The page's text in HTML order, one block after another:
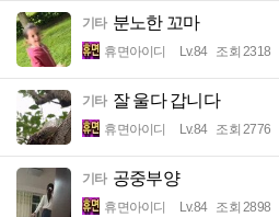
기타 분노한 꼬마
휴면아이디 Lv.84 조회 2318
기타 잘 울다 갑니다
휴면아이디 Lv.84 조회 2776
기타 공중부양
휴면아이디 Lv.84 조회 2898